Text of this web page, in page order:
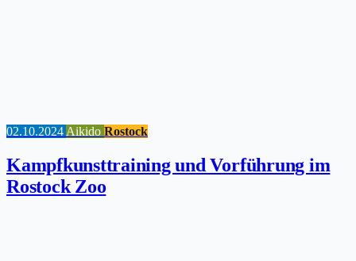
02.10.2024 Aikido Rostock
Kampfkunsttraining und Vorführung im
Rostock Zoo